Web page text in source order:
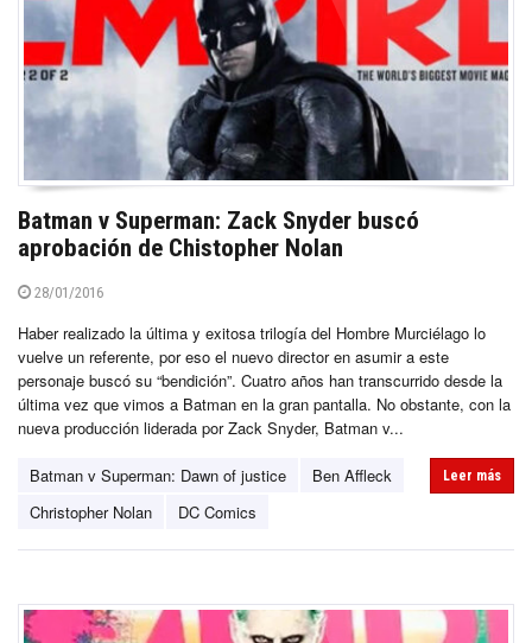
Batman v Superman: Zack Snyder buscó
aprobación de Chistopher Nolan
28/01/2016
Haber realizado la última y exitosa trilogía del Hombre Murciélago lo
vuelve un referente, por eso el nuevo director en asumir a este
personaje buscó su “bendición”. Cuatro años han transcurrido desde la
última vez que vimos a Batman en la gran pantalla. No obstante, con la
nueva producción liderada por Zack Snyder, Batman v...
Batman v Superman: Dawn of justice
Ben Affleck
Christopher Nolan
DC Comics
Leer más